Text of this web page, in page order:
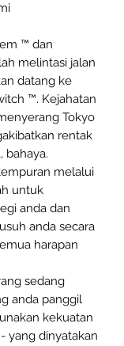
™ dan
melintasi jalan
datang ke
™. Kejahatan
Tokyo
rentak
bahaya.
melalui
untuk
anda dan
anda secara
harapan
sedang
anda panggil
kekuatan
yang dinyatakan